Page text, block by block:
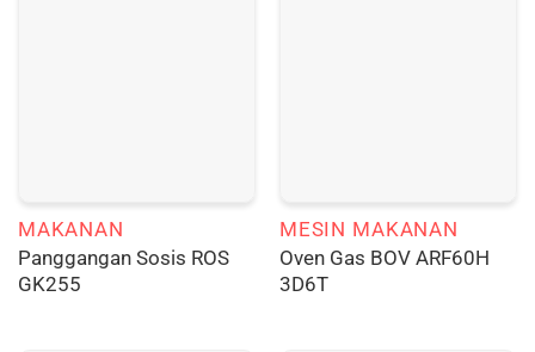
MAKANAN
Panggangan Sosis ROS
GK255
MESIN MAKANAN
Oven Gas BOV ARF60H
3D6T